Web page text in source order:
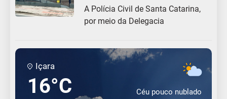
A Polícia Civil de Santa Catarina,
por meio da Delegacia
Içara
16°C Céu pouco nublado